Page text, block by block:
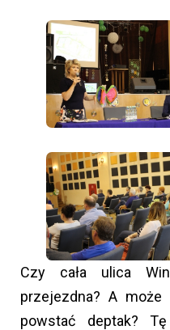
Czy cała ulica
przejezdna? A
powstać deptak?